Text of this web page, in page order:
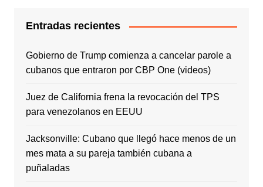
Entradas recientes
Gobierno de Trump comienza a cancelar parole a
cubanos que entraron por CBP One (videos)
Juez de California frena la revocación del TPS
para venezolanos en EEUU
Jacksonville: Cubano que llegó hace menos de un
mes mata a su pareja también cubana a
puñaladas